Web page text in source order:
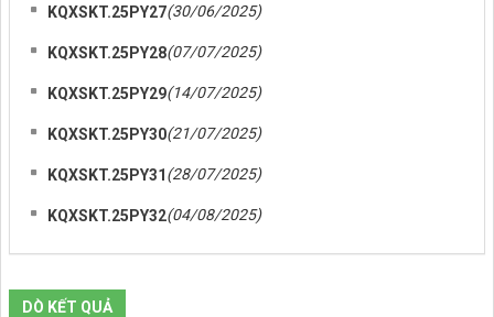
KQXSKT.25PY27(30/06/2025)
KQXSKT.25PY28(07/07/2025)
KQXSKT.25PY29(14/07/2025)
KQXSKT.25PY30(21/07/2025)
KQXSKT.25PY31(28/07/2025)
KQXSKT.25PY32(04/08/2025)
DÒ KẾT QUẢ